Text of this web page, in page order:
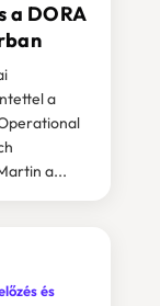
a DORA
a
a...
és